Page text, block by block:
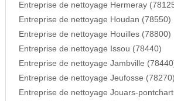
Entreprise de nettoyage Hermeray
Entreprise de nettoyage Houdan (78550)
Entreprise de nettoyage Houilles (78800)
Entreprise de nettoyage Issou (78440)
Entreprise de nettoyage Jambville
Entreprise de nettoyage Jeufosse (78270)
Entreprise de nettoyage Jouars-